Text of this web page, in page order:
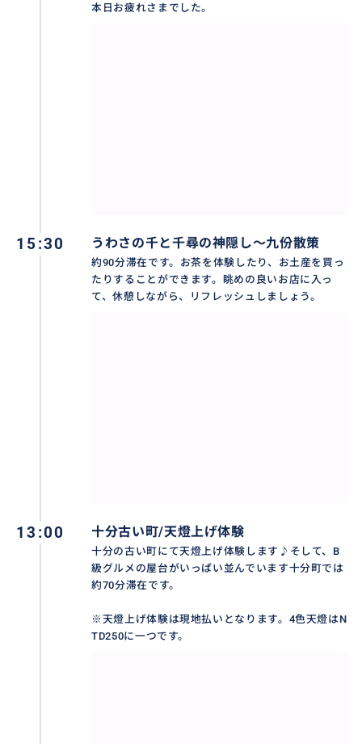
本日お疲れさまでした。
15:30 うわさの千と千尋の神隠し～九份散策
約90分滞在です。お茶を体験したり、お土産を買っ
たりすることができます。眺めの良いお店に入っ
て、休憩しながら、リフレッシュしましょう。
13:00 十分古い町/天燈上げ体験
十分の古い町にて天燈上げ体験します♪そして、B
級グルメの屋台がいっぱい並んでいます十分町では
約70分滞在です。
※天燈上げ体験は現地払いとなります。4色天燈はN
TD250に一つです。